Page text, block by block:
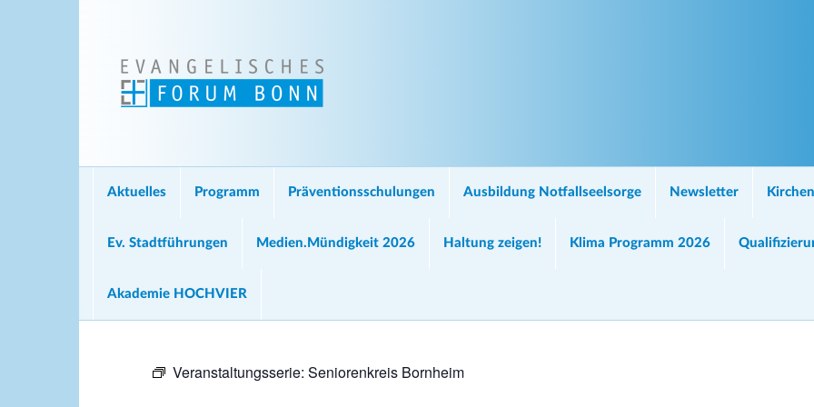
Aktuelles Programm Präventionsschulungen Ausbildung Notfallseelsorge Newsletter
Ev. Stadtführungen Medien.Mündigkeit 2026 Haltung zeigen! Klima Programm 2026
Akademie HOCHVIER
Veranstaltungsserie: Seniorenkreis Bornheim